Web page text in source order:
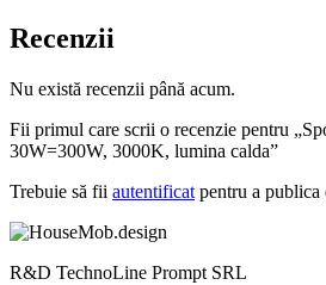
Recenzii
Nu există recenzii până acum.
Fii primul care scrii o recenzie pentru
30W=300W, 3000K, lumina calda”
Trebuie să fii autentificat pentru a publica
R&D TechnoLine Prompt SRL